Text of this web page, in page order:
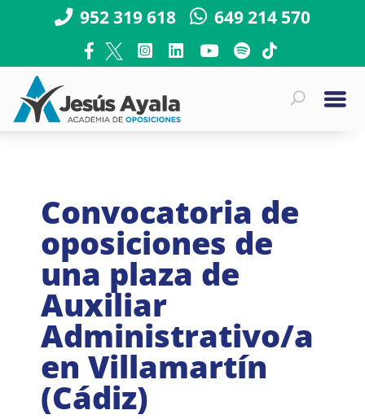
952 319 618 649 214 570
Convocatoria de
oposiciones de
una plaza de
Auxiliar
Administrativo/a
en Villamartín
(Cádiz)